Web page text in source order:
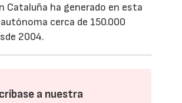
Cataluña ha generado en esta
cerca de 150.000
2004.
a nuestra